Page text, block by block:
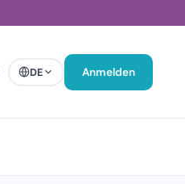
DE Anmelden